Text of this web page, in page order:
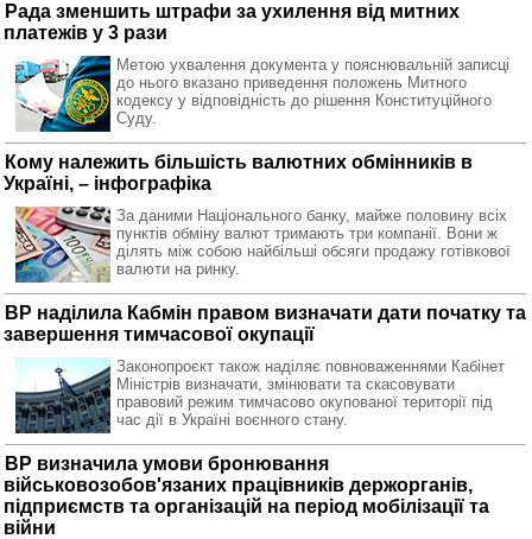
Рада зменшить штрафи за ухилення від митних
платежів у 3 рази
Метою ухвалення документа у пояснювальній записці
до нього вказано приведення положень Митного
кодексу у відповідність до рішення Конституційного
Суду.
Кому належить більшість валютних обмінників в
Україні, – інфографіка
За даними Національного банку, майже половину всіх
пунктів обміну валют тримають три компанії. Вони ж
ділять між собою найбільші обсяги продажу готівкової
валюти на ринку.
ВР наділила Кабмін правом визначати дати початку та
завершення тимчасової окупації
Законопроєкт також наділяє повноваженнями Кабінет
Міністрів визначати, змінювати та скасовувати
правовий режим тимчасово окупованої території під
час дії в Україні воєнного стану.
ВР визначила умови бронювання
військовозобов'язаних працівників держорганів,
підприємств та організацій на період мобілізації та
війни